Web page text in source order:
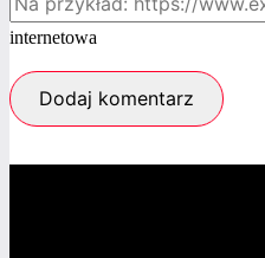
internetowa